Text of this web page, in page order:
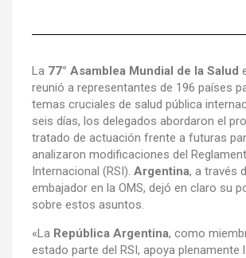
La 77° Asamblea Mundial de la Salud
reunió a representantes de 196 países
temas cruciales de salud pública
seis días, los delegados abordaron el
tratado de actuación frente a futuras
analizaron modificaciones del
Internacional (RSI). Argentina, a través
embajador en la OMS, dejó en claro su
sobre estos asuntos.
«La República Argentina, como
estado parte del RSI, apoya plenamente